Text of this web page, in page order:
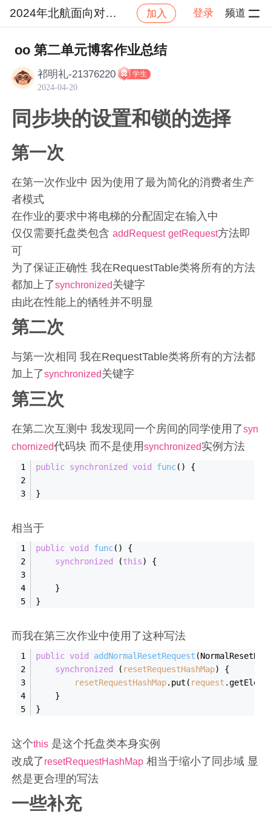
2024年北航面向对象设计与构造 加入 登录 频道
2024年北航面向对象设计与构造
oo 第二单元博客作业总结
祁明礼-21376220 学生
2024-04-20
同步块的设置和锁的选择
第一次
在第一次作业中 因为使用了最为简化的消费者生产
者模式
在作业的要求中将电梯的分配固定在输入中
仅仅需要托盘类包含addRequest getRequest方法即
可
为了保证正确性 我在RequestTable类将所有的方法
都加上了synchronized关键字
由此在性能上的牺牲并不明显
第二次
与第一次相同 我在RequestTable类将所有的方法都
加上了synchronized关键字
第三次
在第二次互测中 我发现同一个房间的同学使用了syn
chornized代码块 而不是使用synchronized实例方法
public synchronized void func() {
}
相当于
public void func()
{
synchronized
(this) {
    }
}
而我在第三次作业中使用了这种写法
public void addNormalResetRequest (
synchronized
( resetRequestHashMap) {
resetRequestHashMap. put ( request .
    }
}
这个this 是这个托盘类本身实例
改成了resetRequestHashMap 相当于缩小了同步域 显
然是更合理的写法
一些补充